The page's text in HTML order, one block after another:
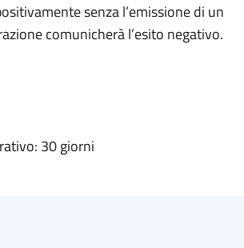
senza l’emissione di un
comunicherà l’esito negativo.
30 giorni